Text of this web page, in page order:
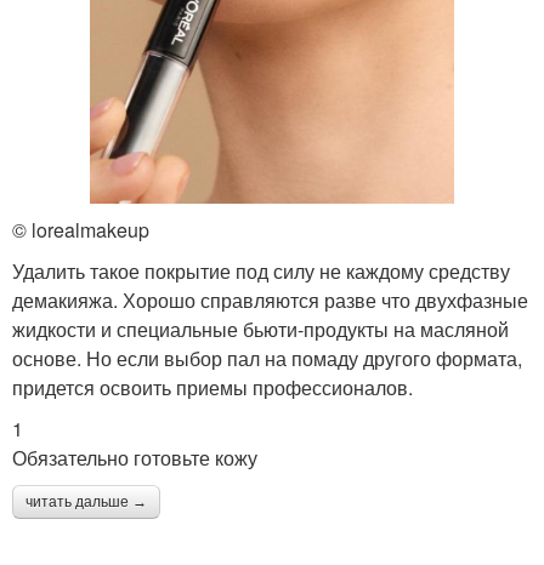
© lorealmakeup
Удалить такое покрытие под силу не каждому средству
демакияжа. Хорошо справляются разве что двухфазные
жидкости и специальные бьюти-продукты на масляной
основе. Но если выбор пал на помаду другого формата,
придется освоить приемы профессионалов.
1
Обязательно готовьте кожу
читать дальше →